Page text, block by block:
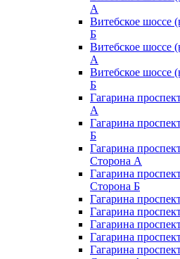
А
Витебское шоссе
Б
Витебское шоссе
А
Витебское шоссе
Б
Гагарина
А
Гагарина
Б
Гагарина
Сторона А
Гагарина
Сторона Б
Гагарина
Гагарина
Гагарина
Гагарина
Гагарина